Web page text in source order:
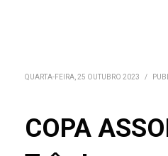
QUARTA-FEIRA, 25 OUTUBRO 2023 /
COPA